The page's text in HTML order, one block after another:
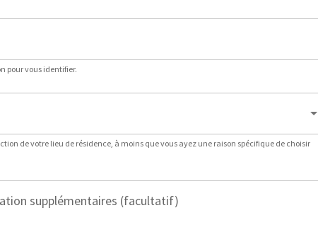
pour vous identifier.
de votre lieu de résidence, à moins que vous ayez une raison spécifique de choisir
supplémentaires (facultatif)